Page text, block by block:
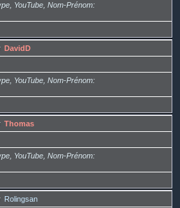
YouTube, Nom-Prénom
DavidD
YouTube, Nom-Prénom
Thomas
YouTube, Nom-Prénom
Rolingsan